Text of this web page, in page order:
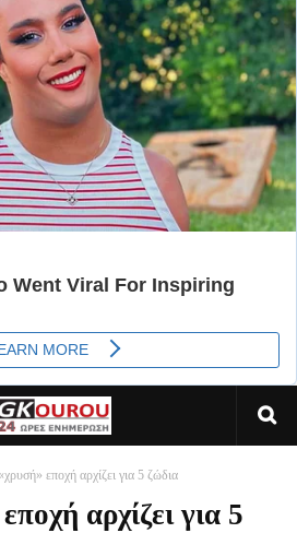
εποχή αρχίζει για 5 ζώδια
αρχίζει για 5